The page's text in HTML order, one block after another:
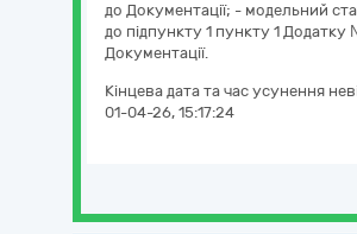
до Документації; - модельний
до підпункту 1 пункту 1 Додатку
Документації.
Кінцева дата та час усунення
01-04-26, 15:17:24